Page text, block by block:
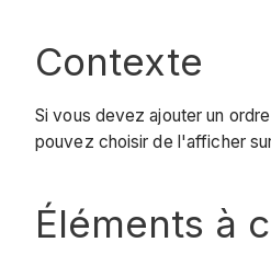
Contexte
Si vous devez ajouter un
pouvez choisir de l'afficher
Éléments à